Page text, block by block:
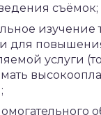
съёмок;
изучение
для
услуги